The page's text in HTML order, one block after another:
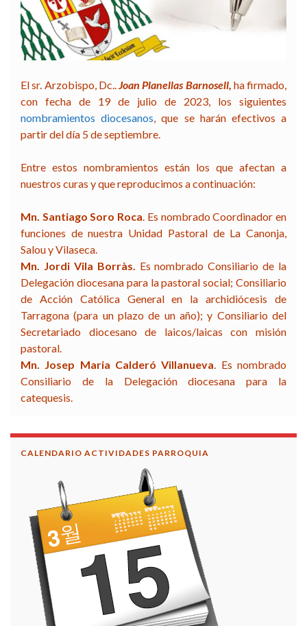
El sr. Arzobispo, Dc..Joan Planellas Barnosell, ha firmado,
con fecha de 19 de julio de 2023, los siguientes
nombramientos diocesanos, que se harán efectivos a
partir del día 5 de septiembre.
Entre estos nombramientos están los que afectan a
nuestros curas y que reproducimos a continuación:
Mn. Santiago Soro Roca. Es nombrado Coordinador en
funciones de nuestra Unidad Pastoral de La Canonja,
Salou y Vilaseca.
Mn. Jordi Vila Borràs. Es nombrado Consiliario de la
Delegación diocesana para la pastoral social; Consiliario
de Acción Católica General en la archidiócesis de
Tarragona (para un plazo de un año); y Consiliario del
Secretariado diocesano de laicos/laicas con misión
pastoral.
Mn. Josep Maria Calderó Villanueva. Es nombrado
Consiliario de la Delegación diocesana para la
catequesis.
CALENDARIO ACTIVIDADES PARROQUIA